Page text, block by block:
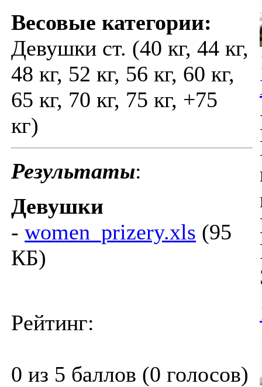
Весовые категории:
Девушки ст. (40 кг, 44 кг,
48 кг, 52 кг, 56 кг, 60 кг,
65 кг, 70 кг, 75 кг, +75
кг)
Результаты:
Девушки
- women_prizery.xls (95
КБ)
Рейтинг:
0 из 5 баллов (0 голосов)